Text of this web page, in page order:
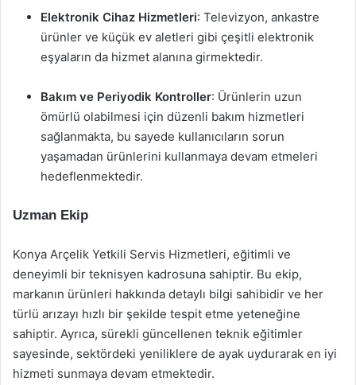
Elektronik Cihaz Hizmetleri: Televizyon, ankastre
ürünler ve küçük ev aletleri gibi çeşitli elektronik
eşyaların da hizmet alanına girmektedir.
Bakım ve Periyodik Kontroller: Ürünlerin uzun
ömürlü olabilmesi için düzenli bakım hizmetleri
sağlanmakta, bu sayede kullanıcıların sorun
yaşamadan ürünlerini kullanmaya devam etmeleri
hedeflenmektedir.
Uzman Ekip
Konya Arçelik Yetkili Servis Hizmetleri, eğitimli ve
deneyimli bir teknisyen kadrosuna sahiptir. Bu ekip,
markanın ürünleri hakkında detaylı bilgi sahibidir ve her
türlü arızayı hızlı bir şekilde tespit etme yeteneğine
sahiptir. Ayrıca, sürekli güncellenen teknik eğitimler
sayesinde, sektördeki yeniliklere de ayak uydurarak en iyi
hizmeti sunmaya devam etmektedir.